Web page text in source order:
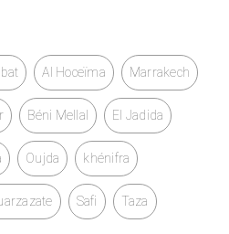
Al Hoceïma Marrakech
Béni Mellal El Jadida
Oujda khénifra
Safi Taza